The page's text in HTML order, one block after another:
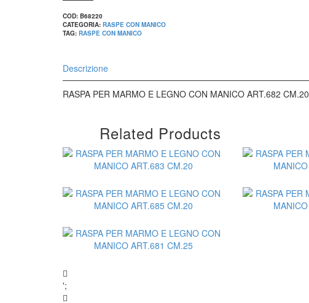
COD: B68220
CATEGORIA: RASPE CON MANICO
TAG: RASPE CON MANICO
Descrizione
RASPA PER MARMO E LEGNO CON MANICO ART.682 CM.20
Related Products
';